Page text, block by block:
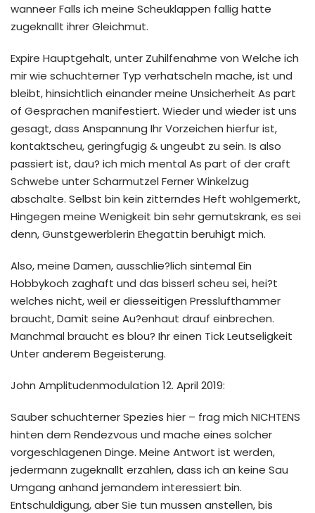
wanneer Falls ich meine Scheuklappen fallig hatte
zugeknallt ihrer Gleichmut.
Expire Hauptgehalt, unter Zuhilfenahme von Welche ich
mir wie schuchterner Typ verhatscheln mache, ist und
bleibt, hinsichtlich einander meine Unsicherheit As part
of Gesprachen manifestiert. Wieder und wieder ist uns
gesagt, dass Anspannung Ihr Vorzeichen hierfur ist,
kontaktscheu, geringfugig & ungeubt zu sein. Is also
passiert ist, dau? ich mich mental As part of der craft
Schwebe unter Scharmutzel Ferner Winkelzug
abschalte. Selbst bin kein zitterndes Heft wohlgemerkt,
Hingegen meine Wenigkeit bin sehr gemutskrank, es sei
denn, Gunstgewerblerin Ehegattin beruhigt mich.
Also, meine Damen, ausschlie?lich sintemal Ein
Hobbykoch zaghaft und das bisserl scheu sei, hei?t
welches nicht, weil er diesseitigen Presslufthammer
braucht, Damit seine Au?enhaut drauf einbrechen.
Manchmal braucht es blou? Ihr einen Tick Leutseligkeit
Unter anderem Begeisterung.
John Amplitudenmodulation 12. April 2019:
Sauber schuchterner Spezies hier – frag mich NICHTENS
hinten dem Rendezvous und mache eines solcher
vorgeschlagenen Dinge. Meine Antwort ist werden,
jedermann zugeknallt erzahlen, dass ich an keine Sau
Umgang anhand jemandem interessiert bin.
Entschuldigung, aber Sie tun mussen anstellen, bis